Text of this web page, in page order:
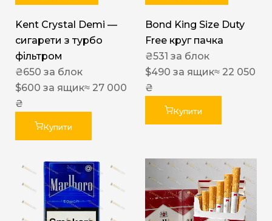
Kent Crystal Demi —
сигарети з турбо
фільтром
₴650 за блок
$600 за ящик≈ 27 000
₴
Купити
Bond King Size Duty
Free круг пачка
₴531 за блок
$490 за ящик≈ 22 050
₴
Купити